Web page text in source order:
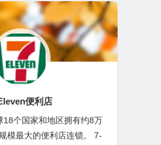
便利店
18个国家和地区拥有约8万
模最大的便利店连锁。 7-